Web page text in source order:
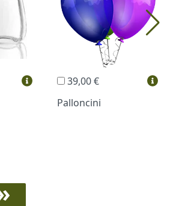
39,00 €
Palloncini